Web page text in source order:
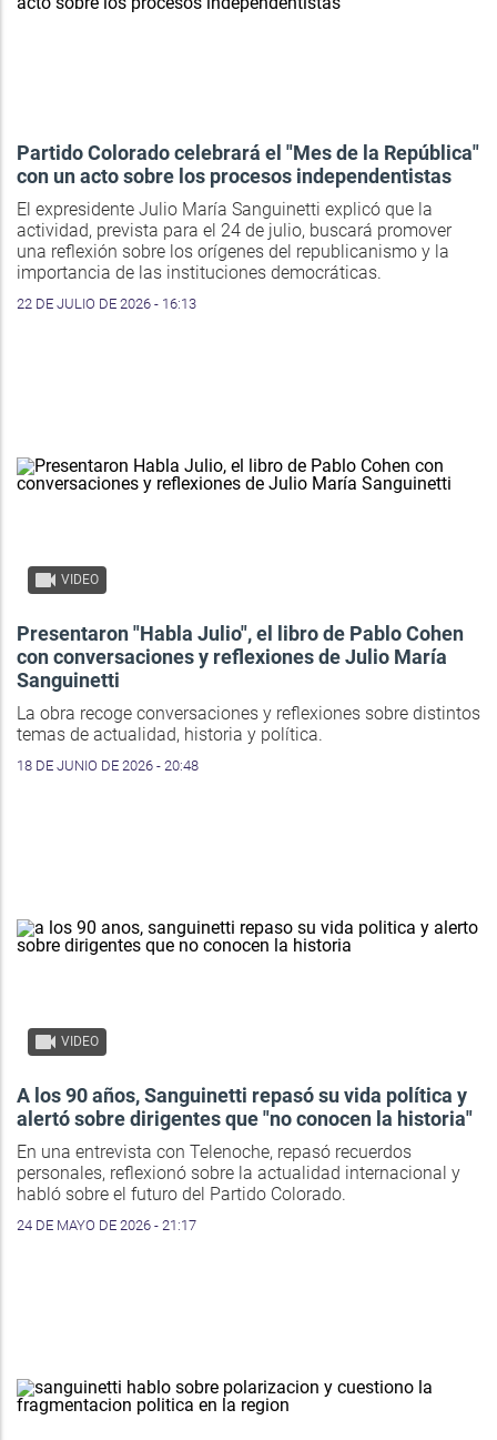
Partido Colorado celebrará el "Mes de la República"
con un acto sobre los procesos independentistas
El expresidente Julio María Sanguinetti explicó que la
actividad, prevista para el 24 de julio, buscará promover
una reflexión sobre los orígenes del republicanismo y la
importancia de las instituciones democráticas.
22 DE JULIO DE 2026 - 16:13
VIDEO
Presentaron "Habla Julio", el libro de Pablo Cohen
con conversaciones y reflexiones de Julio María
Sanguinetti
La obra recoge conversaciones y reflexiones sobre distintos
temas de actualidad, historia y política.
18 DE JUNIO DE 2026 - 20:48
VIDEO
A los 90 años, Sanguinetti repasó su vida política y
alertó sobre dirigentes que "no conocen la historia"
En una entrevista con Telenoche, repasó recuerdos
personales, reflexionó sobre la actualidad internacional y
habló sobre el futuro del Partido Colorado.
24 DE MAYO DE 2026 - 21:17